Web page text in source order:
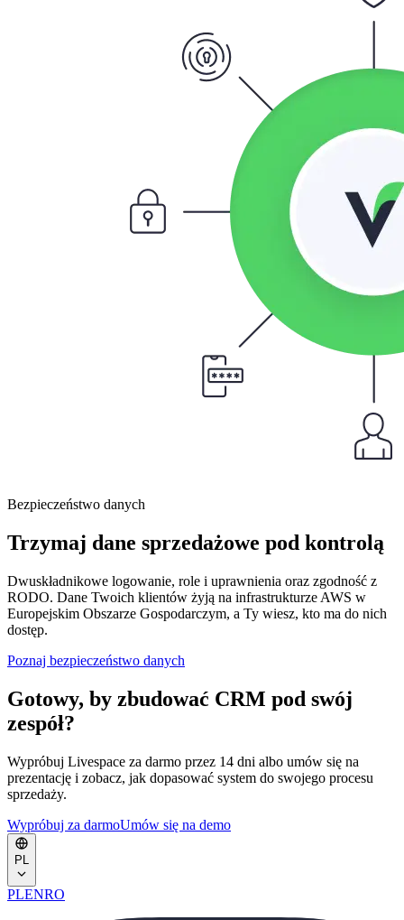
Bezpieczeństwo danych
Trzymaj dane sprzedażowe pod kontrolą
Dwuskładnikowe logowanie, role i uprawnienia oraz zgodność z
RODO. Dane Twoich klientów żyją na infrastrukturze AWS w
Europejskim Obszarze Gospodarczym, a Ty wiesz, kto ma do nich
dostęp.
Poznaj bezpieczeństwo danych
Gotowy, by zbudować CRM pod swój
zespół?
Wypróbuj Livespace za darmo przez 14 dni albo umów się na
prezentację i zobacz, jak dopasować system do swojego procesu
sprzedaży.
Wypróbuj za darmoUmów się na demo
PL
PLENRO